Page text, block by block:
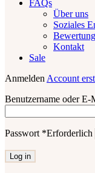
FAQs
Über uns
Soziales
Kontakt
Sale
Anmelden Account
Benutzername oder E-
Passwort *Erforderlich
Log in